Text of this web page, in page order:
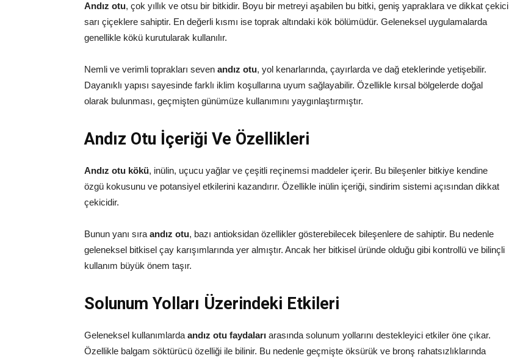
Andız otu, çok yıllık ve otsu bir bitkidir. Boyu bir metreyi aşabilen bu bitki, geniş yapraklara ve dikkat çekici
sarı çiçeklere sahiptir. En değerli kısmı ise toprak altındaki kök bölümüdür. Geleneksel uygulamalarda
genellikle kökü kurutularak kullanılır.
Nemli ve verimli toprakları seven andız otu, yol kenarlarında, çayırlarda ve dağ eteklerinde yetişebilir.
Dayanıklı yapısı sayesinde farklı iklim koşullarına uyum sağlayabilir. Özellikle kırsal bölgelerde doğal
olarak bulunması, geçmişten günümüze kullanımını yaygınlaştırmıştır.
Andız Otu İçeriği Ve Özellikleri
Andız otu kökü, inülin, uçucu yağlar ve çeşitli reçinemsi maddeler içerir. Bu bileşenler bitkiye kendine
özgü kokusunu ve potansiyel etkilerini kazandırır. Özellikle inülin içeriği, sindirim sistemi açısından dikkat
çekicidir.
Bunun yanı sıra andız otu, bazı antioksidan özellikler gösterebilecek bileşenlere de sahiptir. Bu nedenle
geleneksel bitkisel çay karışımlarında yer almıştır. Ancak her bitkisel üründe olduğu gibi kontrollü ve bilinçli
kullanım büyük önem taşır.
Solunum Yolları Üzerindeki Etkileri
Geleneksel kullanımlarda andız otu faydaları arasında solunum yollarını destekleyici etkiler öne çıkar.
Özellikle balgam söktürücü özelliği ile bilinir. Bu nedenle geçmişte öksürük ve bronş rahatsızlıklarında